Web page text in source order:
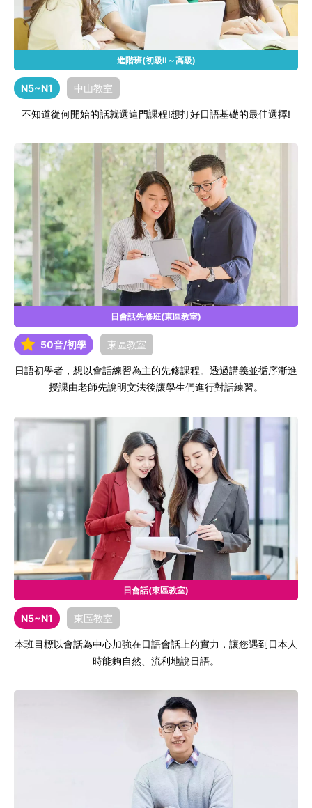
進階班(初級Ⅱ～高級)
N5~N1 中山教室
不知道從何開始的話就選這門課程!想打好日語基礎的最佳選擇!
日會話先修班(東區教室)
50音/初學 東區教室
日語初學者，想以會話練習為主的先修課程。透過講義並循序漸進
授課由老師先說明文法後讓學生們進行對話練習。
日會話(東區教室)
N5~N1 東區教室
本班目標以會話為中心加強在日語會話上的實力，讓您遇到日本人
時能夠自然、流利地說日語。